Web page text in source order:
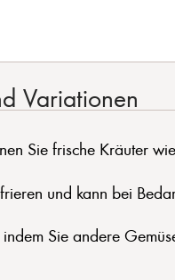
Variationen
Sie frische Kräuter
und kann bei
Sie andere